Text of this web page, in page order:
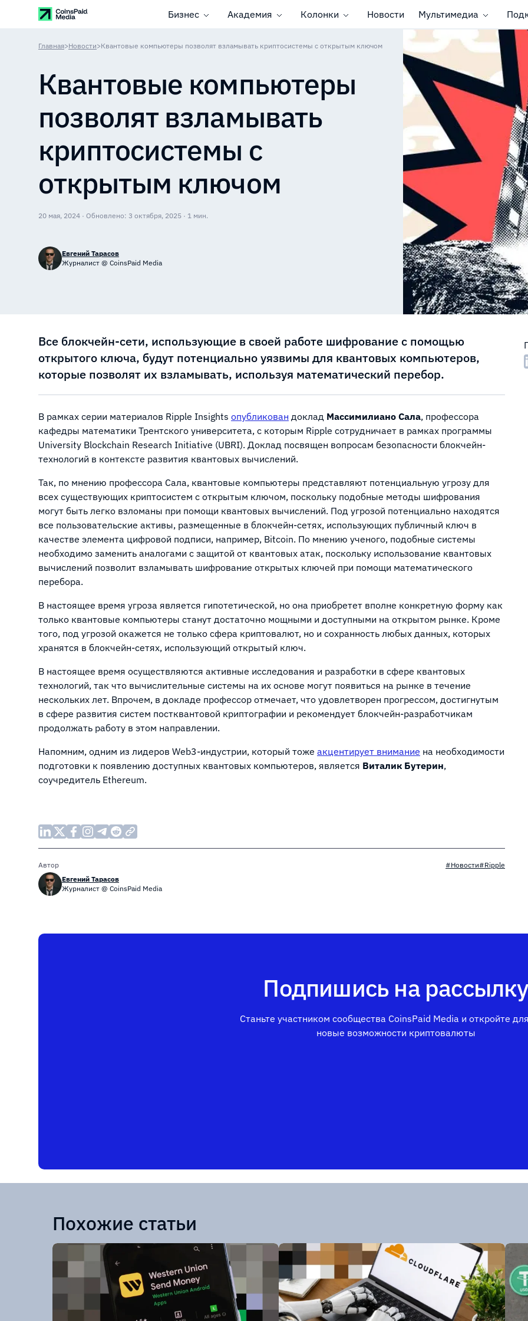
Бизнес Академия Колонки Новости Мультимедиа
Главная>Новости>Квантовые компьютеры позволят взламывать криптосистемы с открытым ключом
Квантовые компьютеры
позволят взламывать
криптосистемы с
открытым ключом
20 мая, 2024 · Обновлено: 3 октября, 2025 · 1 мин.
Евгений Тарасов
Журналист @ CoinsPaid Media
Все блокчейн-сети, использующие в своей работе шифрование с помощью
открытого ключа, будут потенциально уязвимы для квантовых компьютеров,
которые позволят их взламывать, используя математический перебор.
В рамках серии материалов Ripple Insights опубликован доклад Массимилиано Сала, профессора
кафедры математики Трентского университета, с которым Ripple сотрудничает в рамках программы
University Blockchain Research Initiative (UBRI). Доклад посвящен вопросам безопасности блокчейн-
технологий в контексте развития квантовых вычислений.
Так, по мнению профессора Сала, квантовые компьютеры представляют потенциальную угрозу для
всех существующих криптосистем с открытым ключом, поскольку подобные методы шифрования
могут быть легко взломаны при помощи квантовых вычислений. Под угрозой потенциально находятся
все пользовательские активы, размещенные в блокчейн-сетях, использующих публичный ключ в
качестве элемента цифровой подписи, например, Bitcoin. По мнению ученого, подобные системы
необходимо заменить аналогами с защитой от квантовых атак, поскольку использование квантовых
вычислений позволит взламывать шифрование открытых ключей при помощи математического
перебора.
В настоящее время угроза является гипотетической, но она приобретет вполне конкретную форму как
только квантовые компьютеры станут достаточно мощными и доступными на открытом рынке. Кроме
того, под угрозой окажется не только сфера криптовалют, но и сохранность любых данных, которых
хранятся в блокчейн-сетях, использующий открытый ключ.
В настоящее время осуществляются активные исследования и разработки в сфере квантовых
технологий, так что вычислительные системы на их основе могут появиться на рынке в течение
нескольких лет. Впрочем, в докладе профессор отмечает, что удовлетворен прогрессом, достигнутым
в сфере развития систем постквантовой криптографии и рекомендует блокчейн-разработчикам
продолжать работу в этом направлении.
Напомним, одним из лидеров Web3-индустрии, который тоже акцентирует внимание на необходимости
подготовки к появлению доступных квантовых компьютеров, является Виталик Бутерин,
соучредитель Ethereum.
Автор
Евгений Тарасов
Журналист @ CoinsPaid Media
#Новости#Ripple
Подпишись на рассылку
Станьте участником сообщества CoinsPaid Media и откройте
новые возможности криптовалюты
Похожие статьи